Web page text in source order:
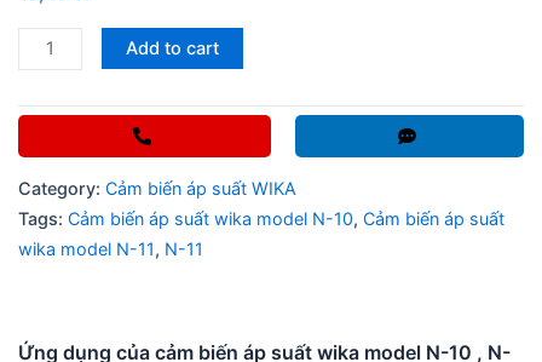
Cảm
biến
áp
wika
model
N-
10,
quantity
Add to cart
Category: Cảm biến áp suất WIKA
Tags: Cảm biến áp suất wika model N-10, Cảm biến áp suất
wika model N-11, N-11
Ứng dụng của cảm biến áp suất wika model N-10 , N-